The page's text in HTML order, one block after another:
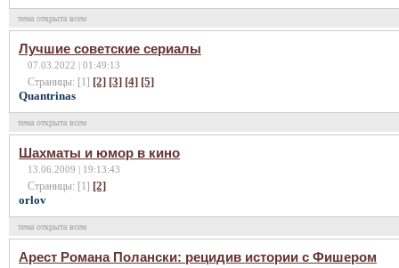
тема открыта всем
Лучшие советcкие сериалы
07.03.2022 | 01:49:13
Страницы: [1] [2] [3] [4] [5]
Quantrinas
тема открыта всем
Шахматы и юмор в кино
13.06.2009 | 19:13:43
Страницы: [1] [2]
orlov
тема открыта всем
Арест Романа Полански: рецидив истории с Фишером